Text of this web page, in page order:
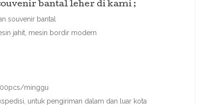
bantal leher di kami ;
souvenir bantal
jahit, mesin bordir modern
minggu
untuk pengiriman dalam dan luar kota